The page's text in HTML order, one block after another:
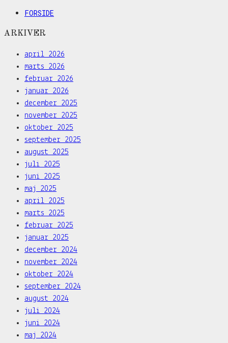
FORSIDE
ARKIVER
april 2026
marts 2026
februar 2026
januar 2026
december 2025
november 2025
oktober 2025
september 2025
august 2025
juli 2025
juni 2025
maj 2025
april 2025
marts 2025
februar 2025
januar 2025
december 2024
november 2024
oktober 2024
september 2024
august 2024
juli 2024
juni 2024
maj 2024